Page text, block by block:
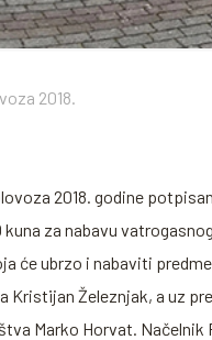
2018.
2018. godine
kuna za nabavu
će ubrzo i nabaviti
Kristijan Železnjak, a uz
Marko Horvat.